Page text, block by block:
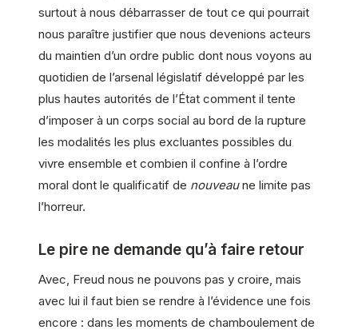
surtout à nous débarrasser de tout ce qui pourrait
nous paraître justifier que nous devenions acteurs
du maintien d’un ordre public dont nous voyons au
quotidien de l’arsenal législatif développé par les
plus hautes autorités de l’État comment il tente
d’imposer à un corps social au bord de la rupture
les modalités les plus excluantes possibles du
vivre ensemble et combien il confine à l’ordre
moral dont le qualificatif de nouveaune limite pas
l’horreur.
Le pire ne demande qu’à faire retour
Avec, Freud nous ne pouvons pas y croire, mais
avec lui il faut bien se rendre à l’évidence une fois
encore : dans les moments de chamboulement de